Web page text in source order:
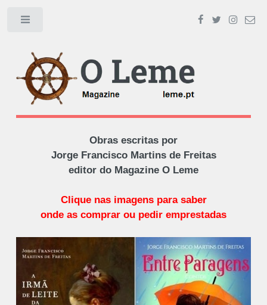
Obras escritas por
Jorge Francisco Martins de Freitas
editor do Magazine O Leme
Clique nas imagens para saber
onde as comprar ou pedir emprestadas